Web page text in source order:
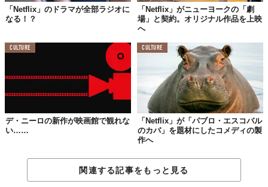
「Netflix」のドラマが全部ラジオに
なる！？
「Netflix」がニューヨークの「劇
場」と契約。オリジナル作品を上映
へ
CULTURE
デ・ニーロの新作が映画館で観れな
い……
CULTURE
「Netflix」が「パブロ・エスコバル
のカバ」を題材にしたコメディの製
作へ
関連する記事をもっと見る